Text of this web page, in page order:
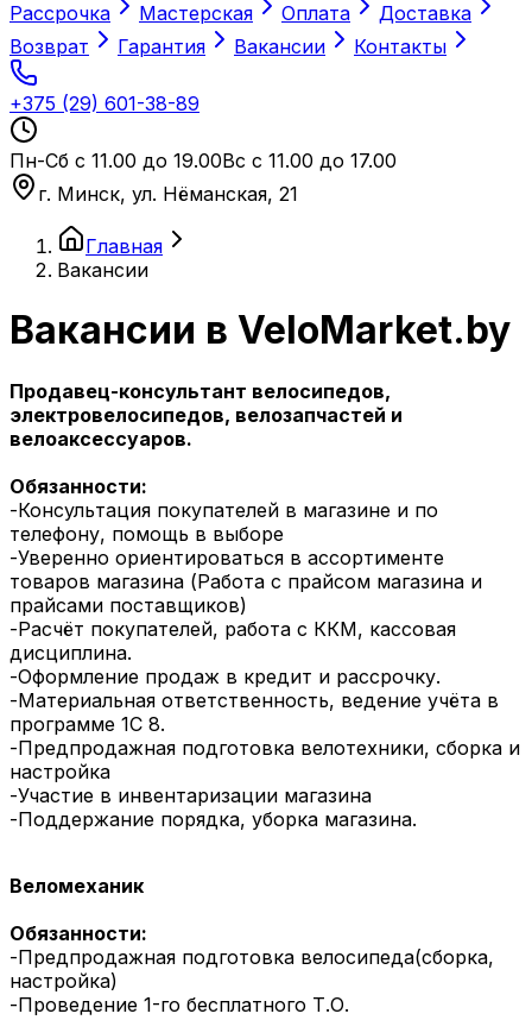
Рассрочка Мастерская Оплата
Доставка
Возврат
Гарантия Вакансии Контакты
+375 (29) 601-38-89
Пн-Сб с 11.00 до 19.00Вс с 11.00 до 17.00
г. Минск, ул. Нёманская, 21
Главная
Вакансии
Вакансии в VeloMarket.by
Продавец-консультант велосипедов,
электровелосипедов, велозапчастей и
велоаксессуаров.
Обязанности:
-Консультация покупателей в магазине и по
телефону, помощь в выборе
-Уверенно ориентироваться в ассортименте
товаров магазина (Работа с прайсом магазина и
прайсами поставщиков)
-Расчёт покупателей, работа с ККМ, кассовая
дисциплина.
-Оформление продаж в кредит и рассрочку.
-Материальная ответственность, ведение учёта в
программе 1С 8.
-Предпродажная подготовка велотехники, сборка и
настройка
-Участие в инвентаризации магазина
-Поддержание порядка, уборка магазина.
Веломеханик
Обязанности:
-Предпродажная подготовка велосипеда(сборка,
настройка)
-Проведение 1-го бесплатного Т.О.